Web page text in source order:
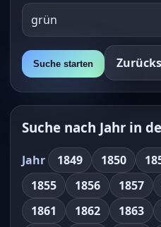
Suche starten
Suche nach Jahr in
Jahr 1849 1850
1855
1856 1857
1861
1862 1863